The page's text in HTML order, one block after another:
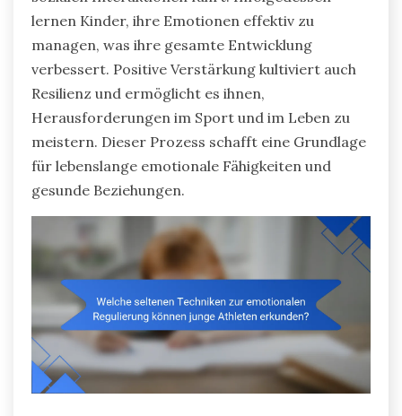
lernen Kinder, ihre Emotionen effektiv zu
managen, was ihre gesamte Entwicklung
verbessert. Positive Verstärkung kultiviert auch
Resilienz und ermöglicht es ihnen,
Herausforderungen im Sport und im Leben zu
meistern. Dieser Prozess schafft eine Grundlage
für lebenslange emotionale Fähigkeiten und
gesunde Beziehungen.